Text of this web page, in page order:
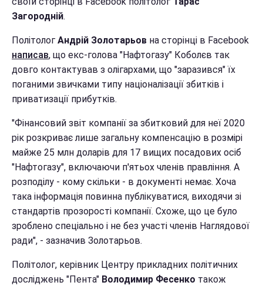
Загородній.
Політолог Андрій Золотарьов на сторінці в Facebook
написав, що екс-голова "Нафтогазу" Коболєв так
довго контактував з олігархами, що "заразився" їх
поганими звичками типу націоналізації збитків і
приватизації прибутків.
"Фінансовий звіт компанії за збитковий для неї 2020
рік розкриває лише загальну компенсацію в розмірі
майже 25 млн доларів для 17 вищих посадових осіб
"Нафтогазу", включаючи п'ятьох членів правління. А
розподілу - кому скільки - в документі немає. Хоча
така інформація повинна публікуватися, виходячи зі
стандартів прозорості компанії. Схоже, що це було
зроблено спеціально і не без участі членів Наглядової
ради", - зазначив Золотарьов.
Політолог, керівник Центру прикладних політичних
досліджень "Пента" Володимир Фесенко також